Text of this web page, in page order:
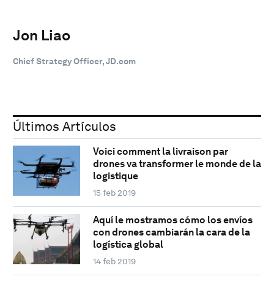
Jon Liao
Chief Strategy Officer, JD.com
Últimos Artículos
Voici comment la livraison par
drones va transformer le monde de la
logistique
15 feb 2019
Aquí le mostramos cómo los envíos
con drones cambiarán la cara de la
logística global
14 feb 2019